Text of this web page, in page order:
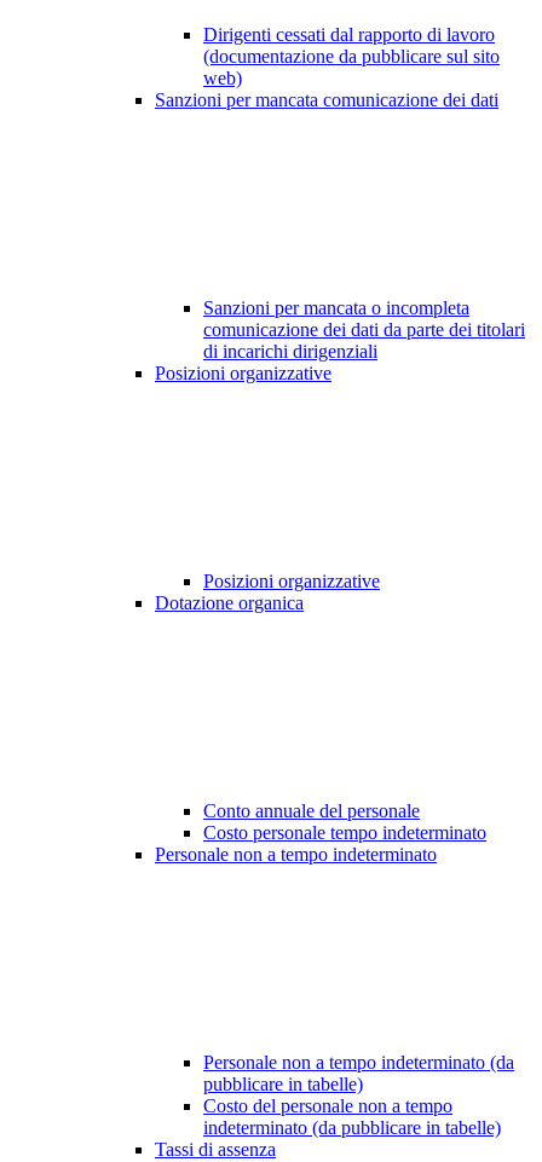
Dirigenti cessati dal rapporto di lavoro
(documentazione da pubblicare sul sito
web)
Sanzioni per mancata comunicazione dei dati
Sanzioni per mancata o incompleta
comunicazione dei dati da parte dei titolari
di incarichi dirigenziali
Posizioni organizzative
Posizioni organizzative
Dotazione organica
Conto annuale del personale
Costo personale tempo indeterminato
Personale non a tempo indeterminato
Personale non a tempo indeterminato (da
pubblicare in tabelle)
Costo del personale non a tempo
indeterminato (da pubblicare in tabelle)
Tassi di assenza